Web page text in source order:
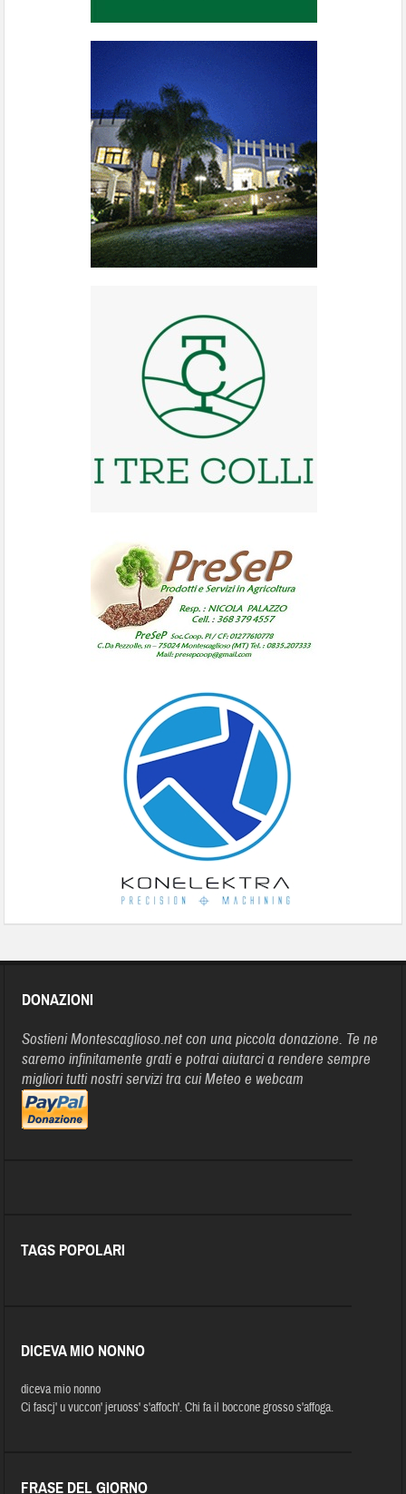
DONAZIONI
Sostieni Montescaglioso.net con una piccola donazione. Te ne
saremo infinitamente grati e potrai aiutarci a rendere sempre
migliori tutti nostri servizi tra cui Meteo e webcam
TAGS POPOLARI
DICEVA MIO NONNO
diceva mio nonno
Ci fascj' u vuccon' jeruoss' s'affoch'. Chi fa il boccone grosso s'affoga.
FRASE DEL GIORNO